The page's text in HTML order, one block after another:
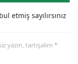
etmiş sayılırsınız
yazın, tartışalım *